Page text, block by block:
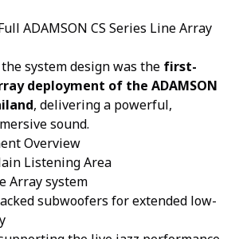
ADAMSON CS Series Line Array
system design was the first-
deployment of the ADAMSON
, delivering a powerful,
sound.
Overview
Listening Area
Array system
subwoofers for extended low-